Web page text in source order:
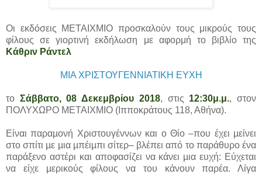
Οι εκδόσεις ΜΕΤΑΙΧΜΙΟ προσκαλούν τους μικρούς τους
φίλους σε γιορτινή εκδήλωση με αφορμή το βιβλίο της
Κάθριν Ράντελ
ΜΙΑ ΧΡΙΣΤΟΥΓΕΝΝΙΑΤΙΚΗ ΕΥΧΗ
το Σάββατο, 08 Δεκεμβρίου 2018, στις 12:30μ.μ., στον
ΠΟΛΥΧΩΡΟ ΜΕΤΑΙΧΜΙΟ (Ιπποκράτους 118, Αθήνα).
Είναι παραµονή Χριστουγέννων και ο Θίο –που έχει µείνει
στο σπίτι µε µια µπέιµπι σίτερ– βλέπει από το παράθυρο ένα
παράξενο αστέρι και αποφασίζει να κάνει µια ευχή: Εύχεται
να είχε µερικούς φίλους να του κάνουν παρέα. Λίγα